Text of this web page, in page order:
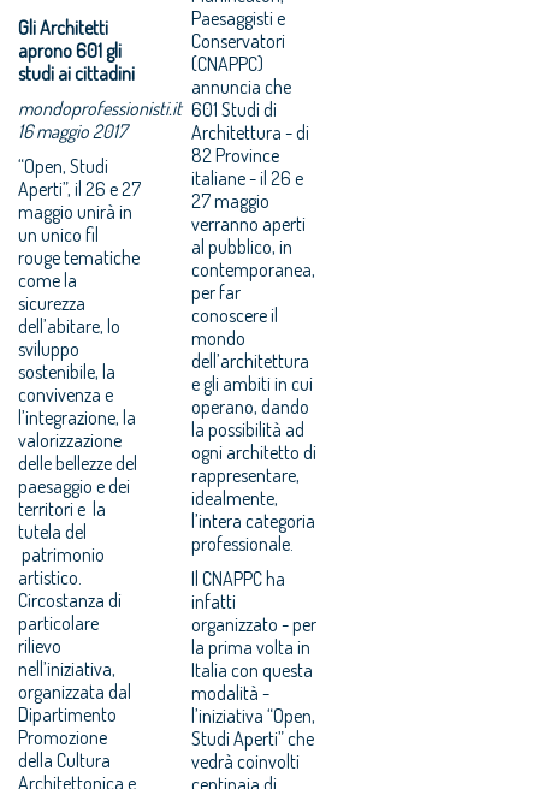
Gli Architetti
aprono 601 gli
studi ai cittadini
mondoprofessionisti.it
16 maggio 2017
“Open, Studi
Aperti”, il 26 e 27
maggio unirà in
un unico fil
rouge tematiche
come la
sicurezza
dell’abitare, lo
sviluppo
sostenibile, la
convivenza e
l’integrazione, la
valorizzazione
delle bellezze del
paesaggio e dei
territori e la
tutela del
patrimonio
artistico.
Circostanza di
particolare
rilievo
nell’iniziativa,
organizzata dal
Dipartimento
Promozione
della Cultura
Architettonica e
Paesaggisti e
Conservatori
(CNAPPC)
annuncia che
601 Studi di
Architettura - di
82 Province
italiane - il 26 e
27 maggio
verranno aperti
al pubblico, in
contemporanea,
per far
conoscere il
mondo
dell’architettura
e gli ambiti in cui
operano, dando
la possibilità ad
ogni architetto di
rappresentare,
idealmente,
l’intera categoria
professionale.
Il CNAPPC ha
infatti
organizzato - per
la prima volta in
Italia con questa
modalità -
l’iniziativa “Open,
Studi Aperti” che
vedrà coinvolti
centinaia di